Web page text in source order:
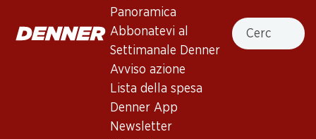
Panoramica
Abbonatevi al
Settimanale Denner
Avviso azione
Lista della spesa
Denner App
Newsletter
Cercare
apice nel giro di 3-8 anni e può essere gustato appieno per